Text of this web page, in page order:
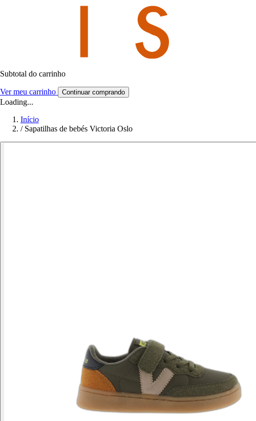
Subtotal do carrinho
Ver meu carrinho Continuar comprando
Loading...
Início
/ Sapatilhas de bebés Victoria Oslo